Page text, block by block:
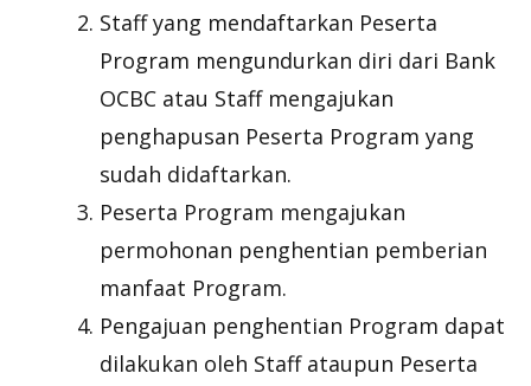
Staff yang mendaftarkan Peserta
Program mengundurkan diri dari Bank
OCBC atau Staff mengajukan
penghapusan Peserta Program yang
sudah didaftarkan.
Peserta Program mengajukan
permohonan penghentian pemberian
manfaat Program.
Pengajuan penghentian Program dapat
dilakukan oleh Staff ataupun Peserta